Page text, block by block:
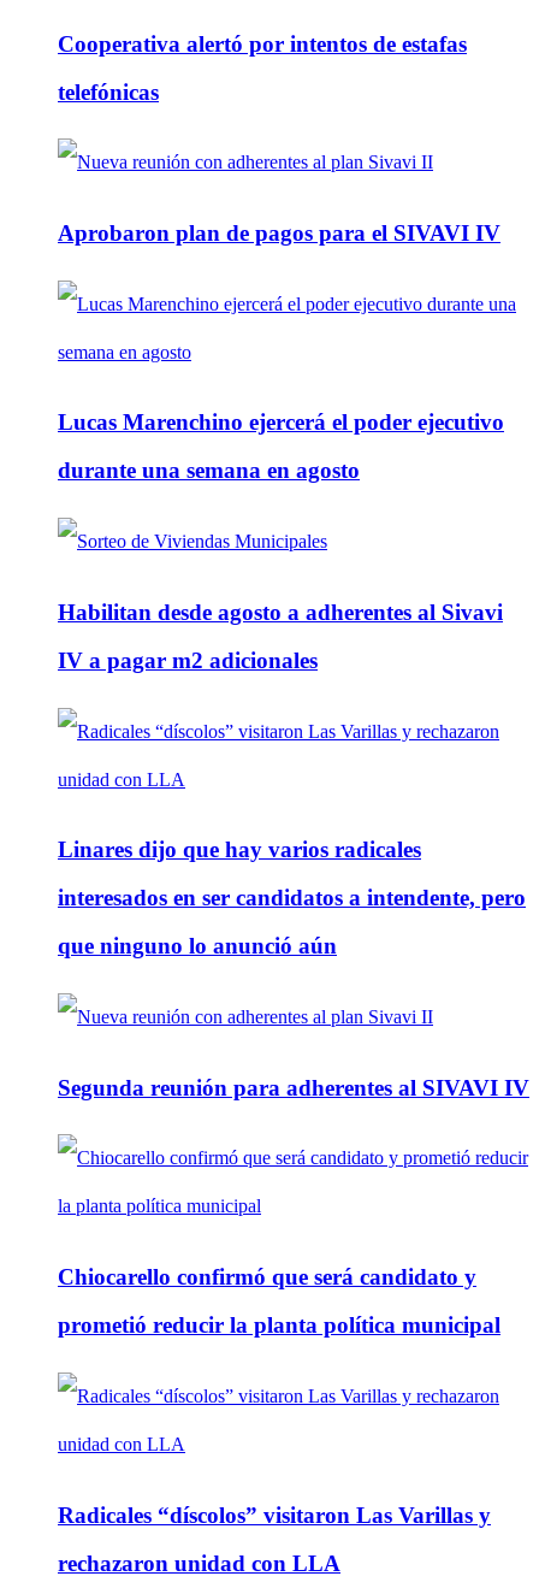
Cooperativa alertó por intentos de estafas
telefónicas
Aprobaron plan de pagos para el SIVAVI IV
Lucas Marenchino ejercerá el poder ejecutivo
durante una semana en agosto
Habilitan desde agosto a adherentes al Sivavi
IV a pagar m2 adicionales
Linares dijo que hay varios radicales
interesados en ser candidatos a intendente, pero
que ninguno lo anunció aún
Segunda reunión para adherentes al SIVAVI IV
Chiocarello confirmó que será candidato y
prometió reducir la planta política municipal
Radicales “díscolos” visitaron Las Varillas y
rechazaron unidad con LLA